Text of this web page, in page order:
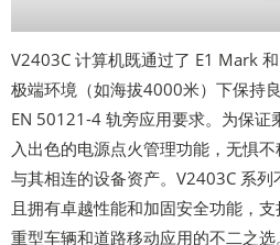
V2403C 计算机既通过了 E1 Mark
极端环境（如海拔4000米）下保持
EN 50121-4 轨旁应用要求。为保证
入出色的电源点火管理功能，无惧
与其相连的设备资产。V2403C 系列
且拥有卓越性能和加固安全功能，支
重型车辆和道路移动应用的不二之选。